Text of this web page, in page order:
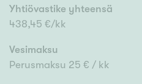
Yhtiövastike yhteensä
438,45 €/kk
Vesimaksu
Perusmaksu 25 € / kk